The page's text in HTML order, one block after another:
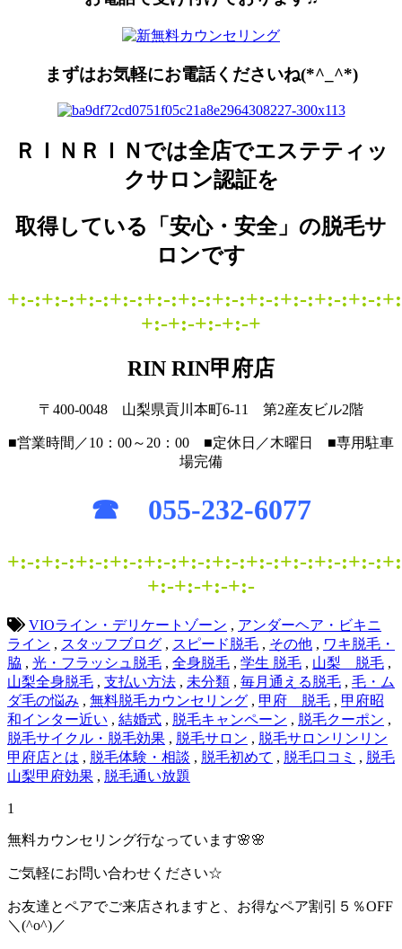
まずはお気軽にお電話くださいね(*^_^*)
ＲＩＮＲＩＮでは全店でエステティッ
クサロン認証を
取得している
「安心・安全」 の脱毛サ
ロンです
+:-:+:-:+:-:+:-:+:-:+:-:+:-:+:-:+:-:+:-:+:-
+:-+:-+:-+:-+
RIN RIN甲府店
〒400-0048 山梨県貢川本町6-11 第2産友ビル2階
■営業時間／10：00～20：00 ■定休日／木曜日 ■専用駐車
場完備
☎ 055-232-6077
+:-:+:-:+:-:+:-:+:-:+:-:+:-:+:-:+:-:+:-:+:-
+:-+:-+:-+:-
VIOライン・デリケートゾーン , アンダーヘア・ビキニ
ライン , スタッフブログ , スピード脱毛 , その他 , ワキ脱毛・
脇 , 光・フラッシュ脱毛 , 全身脱毛 , 学生 脱毛 , 山梨 脱毛 ,
山梨全身脱毛 , 支払い方法 , 未分類 , 毎月通える脱毛 , 毛・ム
ダ毛の悩み , 無料脱毛カウンセリング , 甲府 脱毛 , 甲府昭
和インター近い , 結婚式 , 脱毛キャンペーン , 脱毛クーポン ,
脱毛サイクル・脱毛効果 , 脱毛サロン , 脱毛サロンリンリン
甲府店とは , 脱毛体験・相談 , 脱毛初めて , 脱毛口コミ , 脱毛
山梨甲府効果 , 脱毛通い放題
1
無料カウンセリング行なっています🌸🌸
ご気軽にお問い合わせください☆
お友達とペアでご来店されますと、お得なペア割引５％OFF
＼(^o^)／